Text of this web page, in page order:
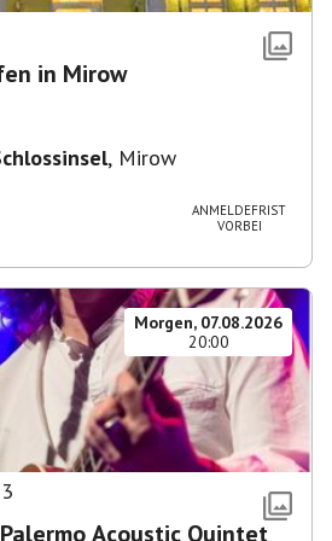
in Mirow
, Mirow
ANMELDEFRIST
VORBEI
Morgen, 07.08.2026
20:00
Acoustic Quintet